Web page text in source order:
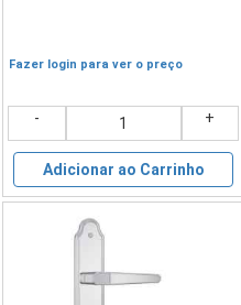
Fazer login para ver o preço
- +
Adicionar ao Carrinho